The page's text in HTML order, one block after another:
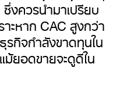
งควรนำมาเปรียบ
ะหาก CAC สูงกว่า
กิจกำลังขาดทุนใน
ม้ยอดขายจะดูดีใน